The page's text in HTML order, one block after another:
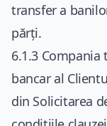
transfer a
părți.
6.1.3
bancar al
din Solicitarea